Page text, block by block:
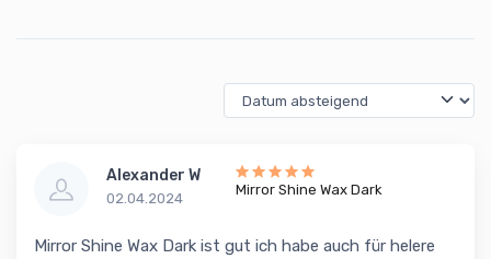
Alexander W
02.04.2024
Mirror Shine Wax Dark
Mirror Shine Wax Dark ist gut ich habe auch für helere